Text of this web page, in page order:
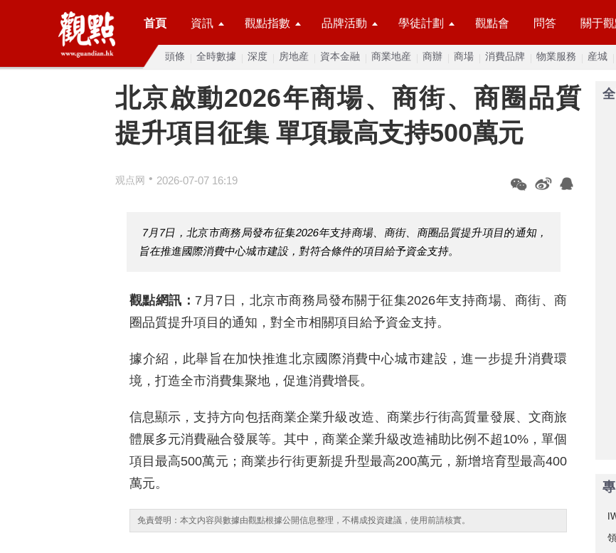
首頁 資訊 觀點指數 品牌活動 學徒計劃 觀點會 問答 關于
頭條 全時數據 深度 房地産 資本金融 商業地産 商辦 商場 消費品牌 物業服務 産城
北京啟動2026年商場、商街、商圈品質
提升項目征集 單項最高支持500萬元
观点网 • 2026-07-07 16:19
7月7日，北京市商務局發布征集2026年支持商場、商街、商圈品質提升項目的通知，
旨在推進國際消費中心城市建設，對符合條件的項目給予資金支持。
觀點網訊： 7月7日，北京市商務局發布關于征集2026年支持商場、商街、商
圈品質提升項目的通知，對全市相關項目給予資金支持。
據介紹，此舉旨在加快推進北京國際消費中心城市建設，進一步提升消費環
境，打造全市消費集聚地，促進消費增長。
信息顯示，支持方向包括商業企業升級改造、商業步行街高質量發展、文商旅
體展多元消費融合發展等。其中，商業企業升級改造補助比例不超10%，單個
項目最高500萬元；商業步行街更新提升型最高200萬元，新增培育型最高400
萬元。
免責聲明：本文内容與數據由觀點根據公開信息整理，不構成投資建議，使用前請核實。